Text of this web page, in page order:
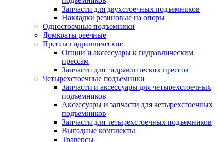
Запчасти для двухстоечных подъемников
Накладки резиновые на опоры
Одностоечные подъемники
Домкраты реечные
Прессы гидравлические
Опции и аксессуары к гидравлическим
прессам
Запчасти для гидравлических прессов
Четырехстоечные подъемники
Запчасти и аксессуары для четырехстоечных
подъемников
Аксессуары и запчасти для четырехстоечных
подъемников
Запчасти для четырехстоечных подъемников
Выгодные комплекты
Траверсы